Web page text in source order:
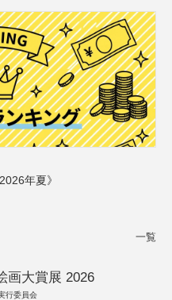
年夏》
一覧
画大賞展 2026
行委員会